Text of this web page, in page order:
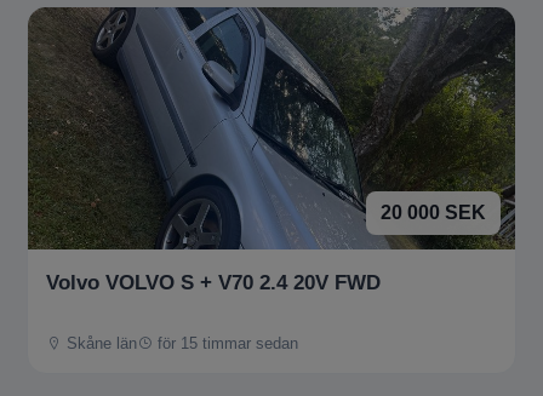
20 000 SEK
Volvo VOLVO S + V70 2.4 20V FWD
Skåne län för 15 timmar sedan